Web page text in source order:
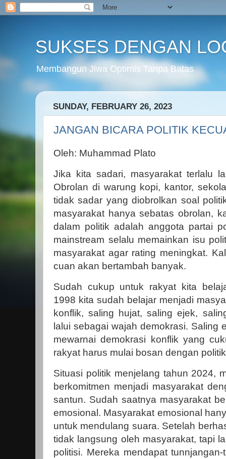
SUKSES DENGAN
Membangun Jiwa Optimis Tanpa Batas
SUNDAY, FEBRUARY 26, 2023
JANGAN BICARA POLITIK
Oleh: Muhammad Plato
Jika kita sadari, masyarakat terlalu
Obrolan di warung kopi, kantor,
tidak sadar yang diobrolkan soal
masyarakat hanya sebatas obrolan,
dalam politik adalah anggota partai
mainstream selalu memainkan isu
masyarakat agar rating meningkat.
cuan akan bertambah banyak.
Sudah cukup untuk rakyat kita
1998 kita sudah belajar menjadi
konflik, saling hujat, saling ejek,
lalui sebagai wajah demokrasi. Saling
mewarnai demokrasi konflik yang
rakyat harus mulai bosan dengan
Situasi politik menjelang tahun 2024,
berkomitmen menjadi masyarakat
santun. Sudah saatnya masyarakat
emosional. Masyarakat emosional
untuk mendulang suara. Setelah
tidak langsung oleh masyarakat, tapi
politisi. Mereka mendapat